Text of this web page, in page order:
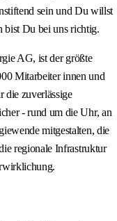
sein und Du willst
bist Du bei uns richtig.
AG, ist der größte
Mitarbeiter innen und
die zuverlässige
- rund um die Uhr, an
mitgestalten, die
regionale Infrastruktur